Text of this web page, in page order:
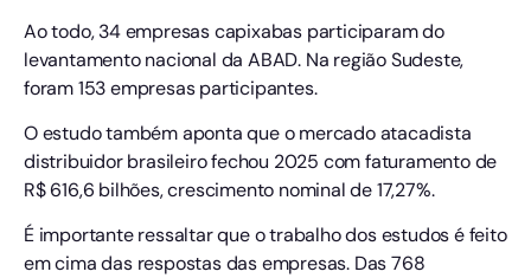
Ao todo, 34 empresas capixabas participaram do
levantamento nacional da ABAD. Na região Sudeste,
foram 153 empresas participantes.
O estudo também aponta que o mercado atacadista
distribuidor brasileiro fechou 2025 com faturamento de
R$ 616,6 bilhões, crescimento nominal de 17,27%.
É importante ressaltar que o trabalho dos estudos é feito
em cima das respostas das empresas. Das 768